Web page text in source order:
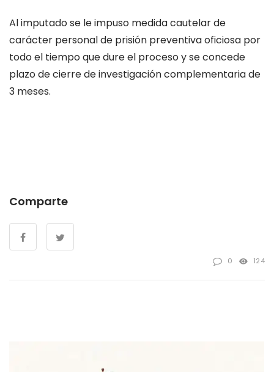
Al imputado se le impuso medida cautelar de
carácter personal de prisión preventiva oficiosa por
todo el tiempo que dure el proceso y se concede
plazo de cierre de investigación complementaria de
3 meses.
Comparte
0 124